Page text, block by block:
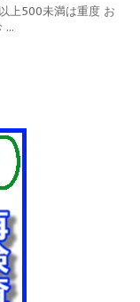
上500未満は重度 お
...